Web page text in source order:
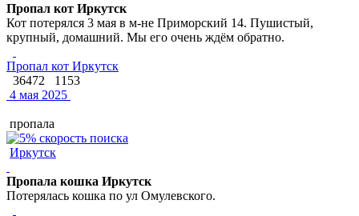
Пропал кот Иркутск
Кот потерялся 3 мая в м-не Приморский 14. Пушистый,
крупный, домашний. Мы его очень ждём обратно.
Пропал кот Иркутск
36472
1153
4 мая 2025
пропала
Иркутск
Пропала кошка Иркутск
Потерялась кошка по ул Омулевского.